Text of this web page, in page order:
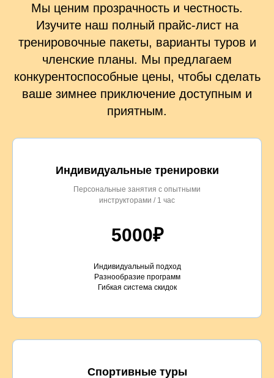
Мы ценим прозрачность и честность.
Изучите наш полный прайс-лист на
тренировочные пакеты, варианты туров и
членские планы. Мы предлагаем
конкурентоспособные цены, чтобы сделать
ваше зимнее приключение доступным и
приятным.
Индивидуальные тренировки
Персональные занятия с опытными
инструкторами / 1 час
5000₽
Индивидуальный подход
Разнообразие программ
Гибкая система скидок
Спортивные туры